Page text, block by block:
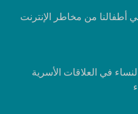
أطفالنا من مخاطر الإنترنت
والنساء في العلاقات الأسرية